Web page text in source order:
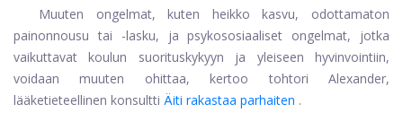
Muuten ongelmat, kuten heikko kasvu, odottamaton
painonnousu tai -lasku, ja psykososiaaliset ongelmat, jotka
vaikuttavat koulun suorituskykyyn ja yleiseen hyvinvointiin,
voidaan muuten ohittaa, kertoo tohtori Alexander,
lääketieteellinen konsultti Äiti rakastaa parhaiten .